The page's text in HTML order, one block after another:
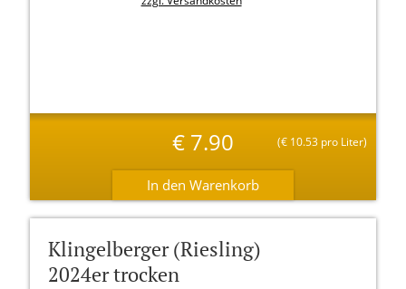
€7.90 (€ 10.53 pro Liter)
Klingelberger (Riesling)
2024er trocken